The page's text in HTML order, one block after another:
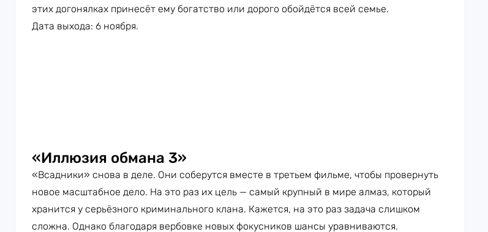
этих догонялках принесёт ему богатство или дорого обойдётся всей семье.
Дата выхода: 6 ноября.
«Иллюзия обмана 3»
«Всадники» снова в деле. Они соберутся вместе в третьем фильме, чтобы провернуть
новое масштабное дело. На это раз их цель — самый крупный в мире алмаз, который
хранится у серьёзного криминального клана. Кажется, на это раз задача слишком
сложна. Однако благодаря вербовке новых фокусников шансы уравниваются.